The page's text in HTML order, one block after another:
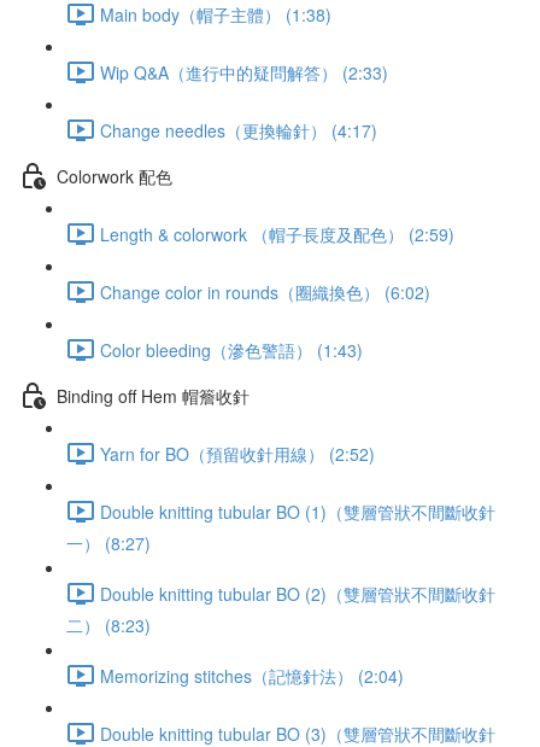
Main body（帽子主體） (1:38)
Wip Q&A（進行中的疑問解答） (2:33)
Change needles（更換輪針） (4:17)
Colorwork 配色
Length & colorwork （帽子長度及配色） (2:59)
Change color in rounds（圈織換色） (6:02)
Color bleeding（滲色警語） (1:43)
Binding off Hem 帽簷收針
Yarn for BO（預留收針用線） (2:52)
Double knitting tubular BO (1)（雙層管狀不間斷收針
一） (8:27)
Double knitting tubular BO (2)（雙層管狀不間斷收針
二） (8:23)
Memorizing stitches（記憶針法） (2:04)
Double knitting tubular BO (3)（雙層管狀不間斷收針